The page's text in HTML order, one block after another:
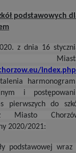
podstawowych
z dnia 16
i
pierwszych do
Miasto
2020/2021:
podstawowej wraz